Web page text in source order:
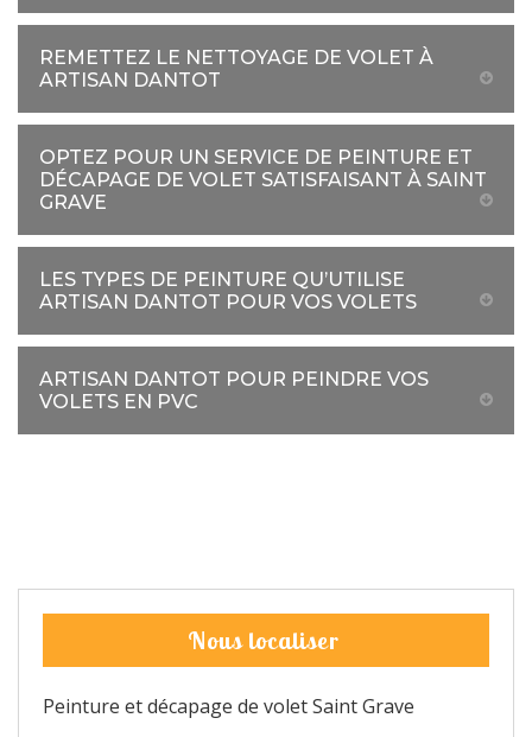
REMETTEZ LE NETTOYAGE DE VOLET À
ARTISAN DANTOT
OPTEZ POUR UN SERVICE DE PEINTURE ET
DÉCAPAGE DE VOLET SATISFAISANT À SAINT
GRAVE
LES TYPES DE PEINTURE QU’UTILISE
ARTISAN DANTOT POUR VOS VOLETS
ARTISAN DANTOT POUR PEINDRE VOS
VOLETS EN PVC
Nous localiser
Peinture et décapage de volet Saint Grave